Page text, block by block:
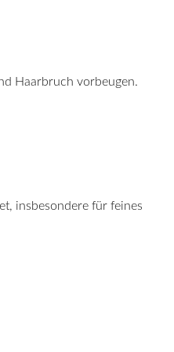
Haarbruch vorbeugen.
insbesondere für feines